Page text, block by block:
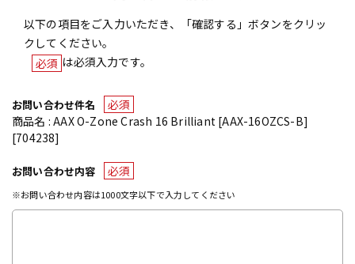
以下の項目をご入力いただき、「確認する」ボタンをクリッ
クしてください。
必須 は必須入力です。
お問い合わせ件名
必須
商品名 : AAX O-Zone Crash 16 Brilliant [AAX-16OZCS-B]
[704238]
お問い合わせ内容 必須
※お問い合わせ内容は1000文字以下で入力してください